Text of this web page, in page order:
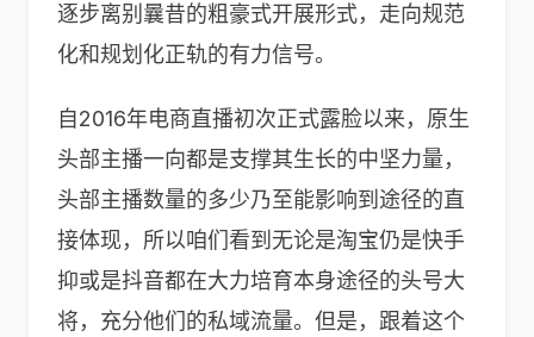
逐步离别曩昔的粗豪式开展形式，走向规范
化和规划化正轨的有力信号。
自2016年电商直播初次正式露脸以来，原生
头部主播一向都是支撑其生长的中坚力量，
头部主播数量的多少乃至能影响到途径的直
接体现，所以咱们看到无论是淘宝仍是快手
抑或是抖音都在大力培育本身途径的头号大
将，充分他们的私域流量。但是，跟着这个